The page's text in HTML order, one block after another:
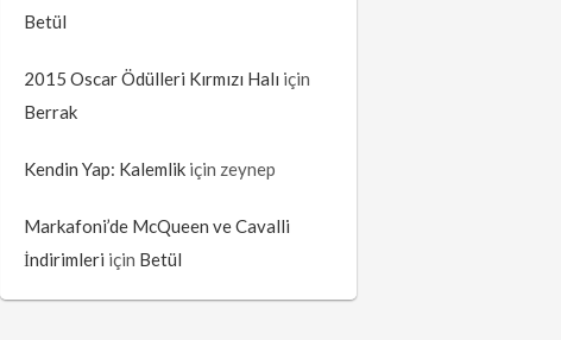
Betül
2015 Oscar Ödülleri Kırmızı Halı için
Berrak
Kendin Yap: Kalemlik için zeynep
Markafoni’de McQueen ve Cavalli
İndirimleri için Betül